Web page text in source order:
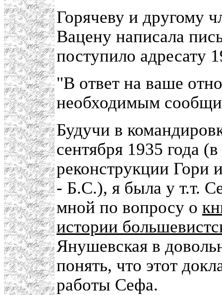
Горячеву и другому
Вацену написала
поступило адресату
"В ответ на ваше
необходимым
Будучи в
сентября 1935 года
реконструкции Гори
- Б.С.), я была у т.т.
мной по вопросу о
истории
Янушевская в
понять, что этот
работы Сефа.